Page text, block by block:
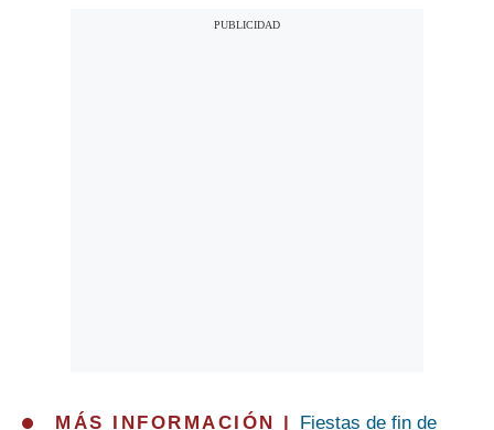
MÁS INFORMACIÓN |
Fiestas de fin de